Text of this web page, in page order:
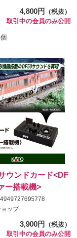
4,800円
（税抜）
取引中の会員のみ公開
個
ウンドカード<DF
ー搭載機>
ップ
3,900円
（税抜）
取引中の会員のみ公開